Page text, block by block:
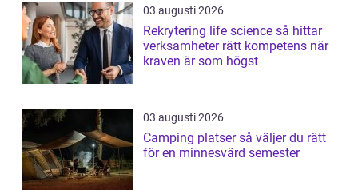
03 augusti 2026
Rekrytering life science så hittar
verksamheter rätt kompetens när
kraven är som högst
03 augusti 2026
Camping platser så väljer du rätt
för en minnesvärd semester